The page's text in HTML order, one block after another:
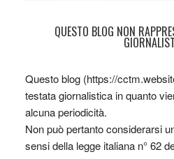
QUESTO BLOG NON
Questo blog (https://
testata giornalistica in quanto
alcuna periodicità.
Non può pertanto considerarsi
sensi della legge italiana n° 62